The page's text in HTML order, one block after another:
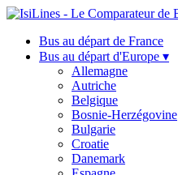
Bus au départ de France
Bus au départ d'Europe ▾
Allemagne
Autriche
Belgique
Bosnie-Herzégovine
Bulgarie
Croatie
Danemark